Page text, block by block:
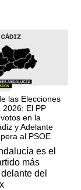
las Elecciones
2026: El PP
en la
y Adelante
al PSOE
es el
más
del